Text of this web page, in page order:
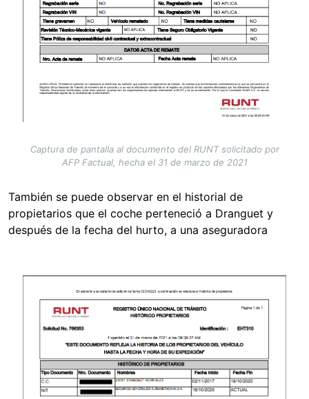
Captura de pantalla al documento del RUNT solicitado por
AFP Factual, hecha el 31 de marzo de 2021
También se puede observar en el historial de
propietarios que el coche perteneció a Dranguet y
después de la fecha del hurto, a una aseguradora